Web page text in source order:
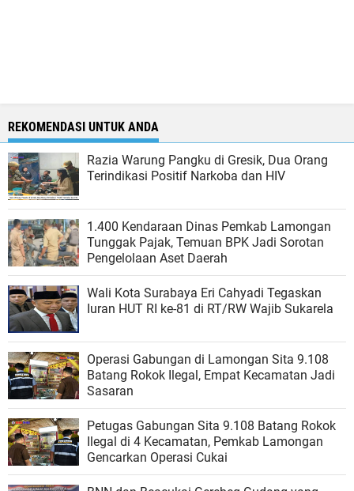
REKOMENDASI UNTUK ANDA
Razia Warung Pangku di Gresik, Dua Orang
Terindikasi Positif Narkoba dan HIV
1.400 Kendaraan Dinas Pemkab Lamongan
Tunggak Pajak, Temuan BPK Jadi Sorotan
Pengelolaan Aset Daerah
Wali Kota Surabaya Eri Cahyadi Tegaskan
Iuran HUT RI ke-81 di RT/RW Wajib Sukarela
Operasi Gabungan di Lamongan Sita 9.108
Batang Rokok Ilegal, Empat Kecamatan Jadi
Sasaran
Petugas Gabungan Sita 9.108 Batang Rokok
Ilegal di 4 Kecamatan, Pemkab Lamongan
Gencarkan Operasi Cukai